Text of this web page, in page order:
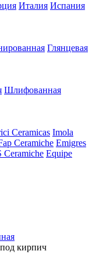
Италия Испания
Глянцевая
Шлифованная
Ceramicas Imola
Ceramiche Emigres
Ceramiche Equipe
кирпич